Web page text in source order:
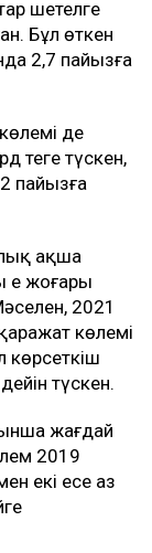
шетелге
Бұл өткен
2,7 пайызға
де
теңге түскен,
пайызға
ақша
жоғары
2021
көлемі
көрсеткіш
түскен.
жағдай
2019
екі есе аз